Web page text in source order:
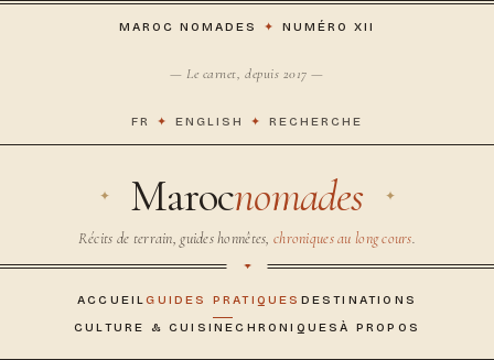
MAROC NOMADES ✦ NUMÉRO XII
— Le carnet, depuis 2017 —
FR ✦ ENGLISH ✦ RECHERCHE
Marocnomades
Récits de terrain, guides honnêtes,chroniques au long cours.
ACCUEILGUIDES PRATIQUES DESTINATIONS
CULTURE & CUISINECHRONIQUESÀ PROPOS